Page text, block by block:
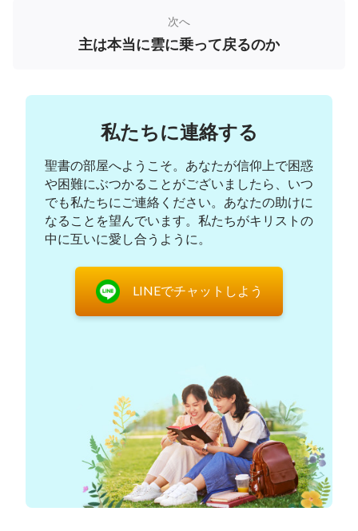
日常茶飯事です。信者の大半は神の恵みを受けるた
めだけに神を信仰し、神の言葉を行いません。危機
る人の姿はなく、最高の恵みと祝福を求めて互いに
競い合うだけ。大災難が降りかかっているのに、主
が自分たちを引き上げるために雲に乗って現れない
ため、信仰心と愛が冷めてしまい、神への不満や批
判を表し始めています。中には神を否定し裏切る人
さえいます。この事実からわかるのは、罪を赦さ
れ、救いという恵みを得ることで、人の行いがよく
なっても、だからといって罪の束縛から完全に逃
れ、神に従うわけではなく、清められ、天国に入る
によって預言し、悪霊を追い出した人たちを不法を
働く者、全く知らない人たちと呼んだのか、おわか
りでしょう。人は罪を赦されたものの、いまだに罪
を犯し続け、主を責め、批判し、主がまだ現れない
ことに不満を抱き、主を否定し、裏切り始めまし
た。自分を天国に導いてくれなければ主に文句を言
次へ
主は本当に雲に乗って戻るのか
私たちに連絡する
聖書の部屋へようこそ。あなたが信仰上で困惑
や困難にぶつかることがございましたら、いつ
でも私たちにご連絡ください。あなたの助けに
なることを望んでいます。私たちがキリストの
中に互いに愛し合うように。
LINEでチャットしよう